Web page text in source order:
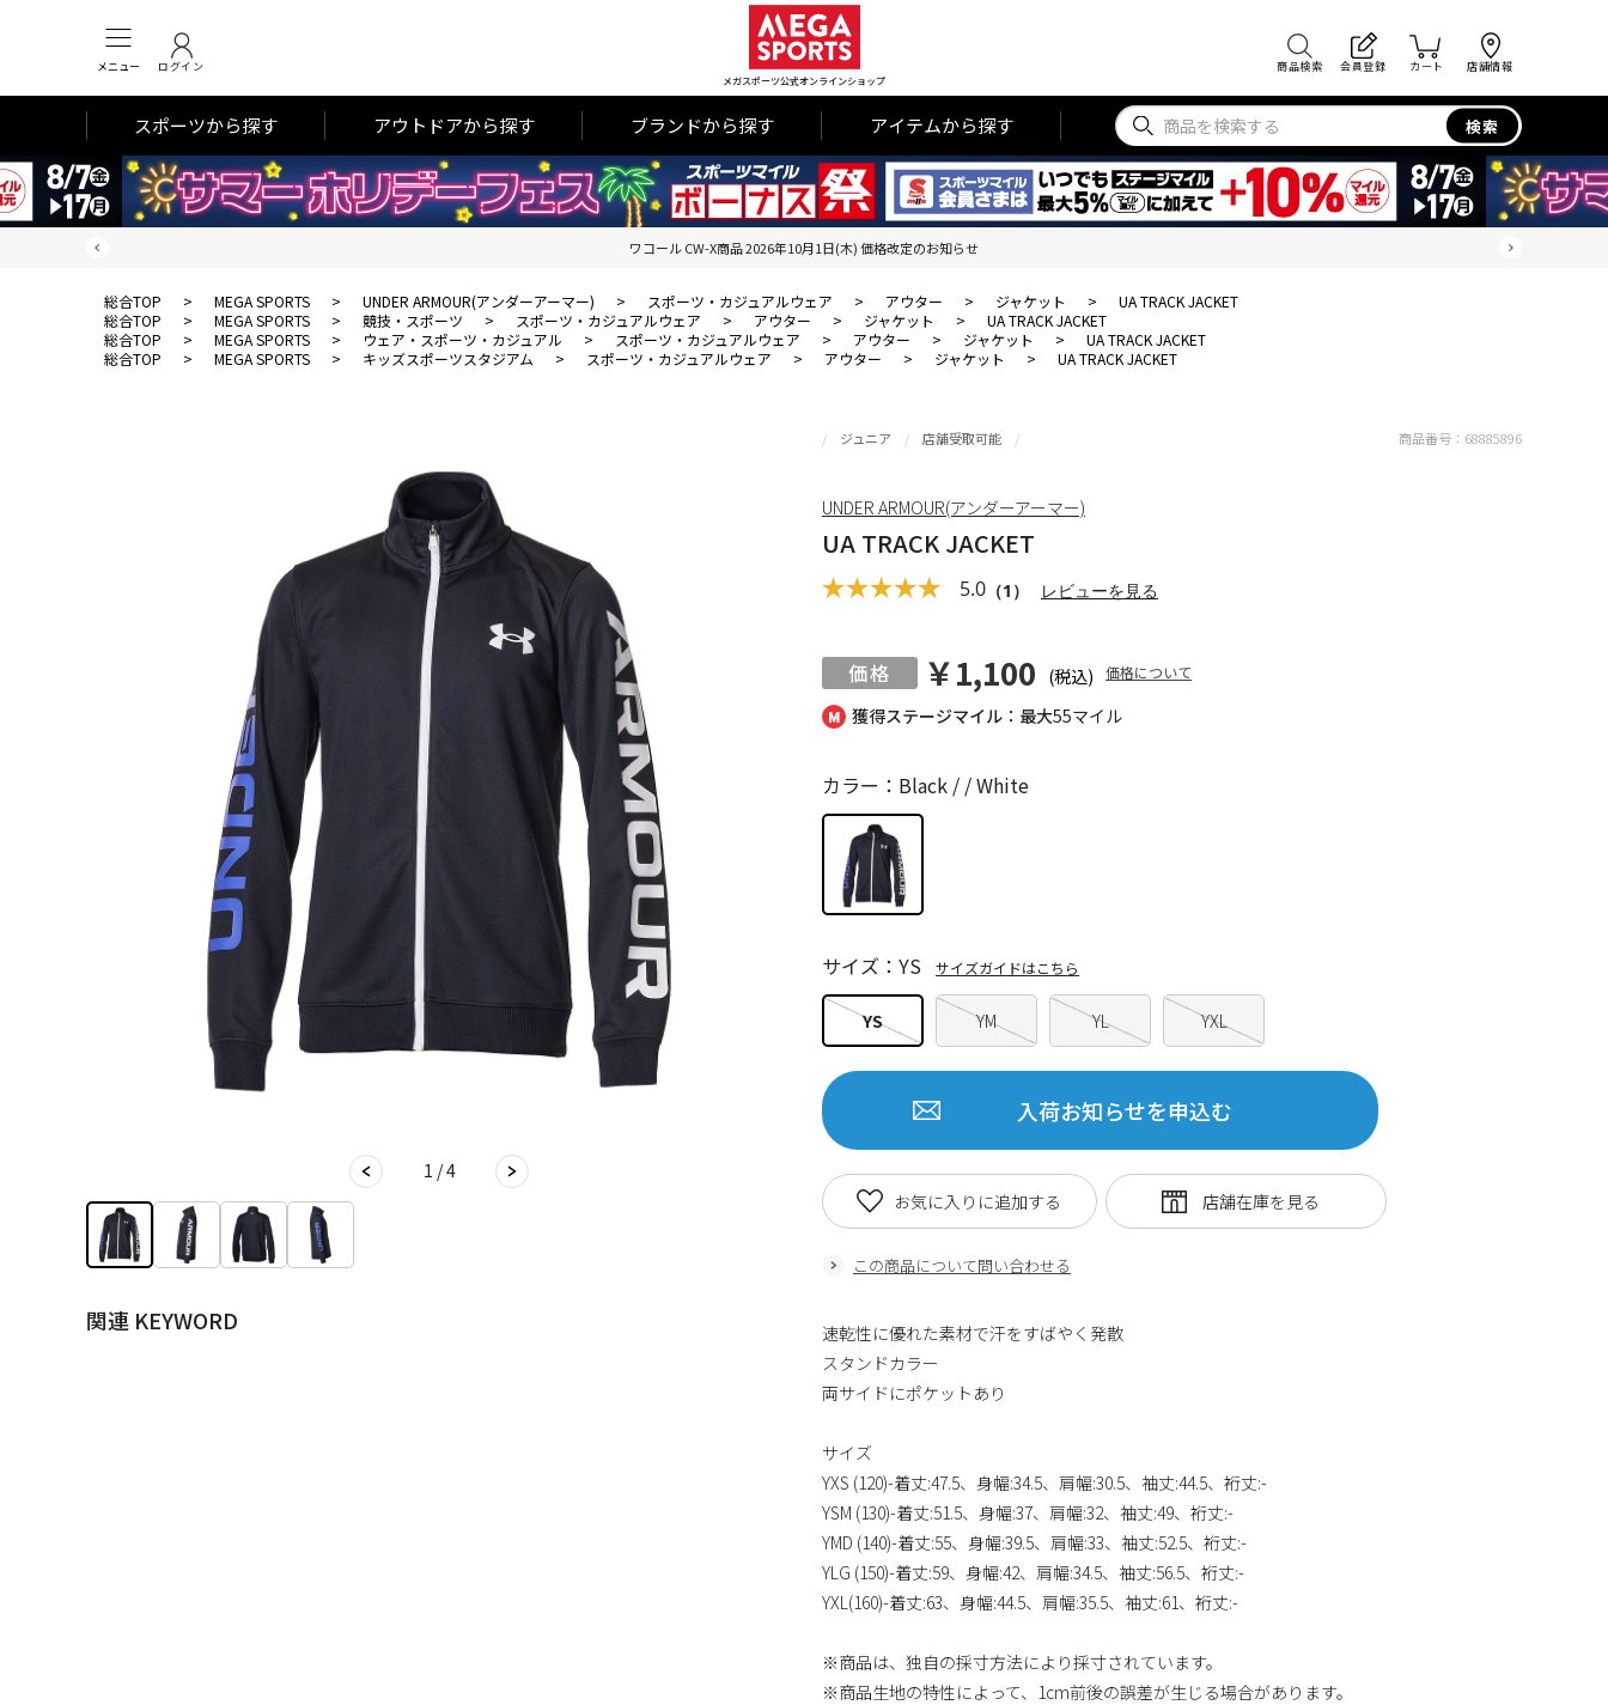
メニュー ログイン
メガスポーツ公式オンラインショップ
商品検索 会員登録 カート 店舗情報
スポーツから探す アウトドアから探す ブランドから探す アイテムから探す 検索
ワコール CW-X商品 2026年10月1日(木) 価格改定のお知らせ
総合TOP > MEGA SPORTS > UNDER ARMOUR(アンダーアーマー) > スポーツ・カジュアルウェア > アウター > ジャケット >
UA TRACK JACKET
総合TOP
> MEGA SPORTS > 競技・スポーツ > スポーツ・カジュアルウェア > アウター > ジャケット >
UA TRACK JACKET
総合TOP
> MEGA SPORTS > ウェア・スポーツ・カジュアル > スポーツ・カジュアルウェア > アウター > ジャケット >
UA TRACK JACKET
総合TOP
> MEGA SPORTS > キッズスポーツスタジアム > スポーツ・カジュアルウェア > アウター > ジャケット > UA TRACK JACKET
1 / 4
関連 KEYWORD
獲得ステージマイル：最大55マイル
ジュニア 店舗受取可能
UA TRACK JACKET
5.0 （1） レビューを見る
￥1,100 (税込) 価格について
カラー：Black / / White
YS YM YL YXL
サイズ：YS サイズガイドはこちら
入荷お知らせを申込む
この商品について問い合わせる
お気に入りに追加する
商品番号： 68885896
UNDER ARMOUR(アンダーアーマー)
速乾性に優れた素材で汗をすばやく発散
スタンドカラー
両サイドにポケットあり
サイズ
YXS (120)-着丈:47.5、身幅:34.5、肩幅:30.5、袖丈:44.5、裄丈:-
YSM (130)-着丈:51.5、身幅:37、肩幅:32、袖丈:49、裄丈:-
YMD (140)-着丈:55、身幅:39.5、肩幅:33、袖丈:52.5、裄丈:-
YLG (150)-着丈:59、身幅:42、肩幅:34.5、袖丈:56.5、裄丈:-
YXL(160)-着丈:63、身幅:44.5、肩幅:35.5、袖丈:61、裄丈:-
※商品は、独自の採寸方法により採寸されています。
※商品生地の特性によって、1cm前後の誤差が生じる場合があります。